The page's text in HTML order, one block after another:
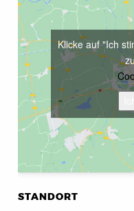
STANDORT
Klicke auf "Ich